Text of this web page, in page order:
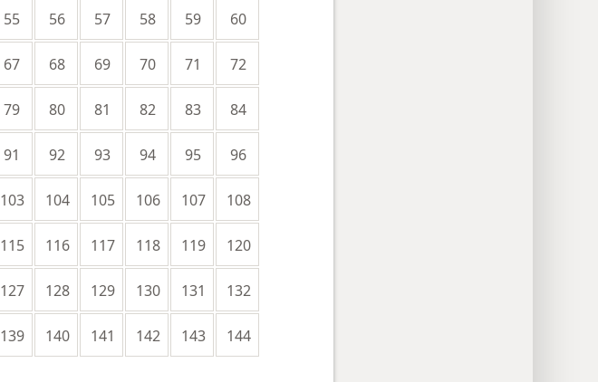
55 56 57 58 59 60
67 68 69 70 71 72
79 80 81 82 83 84
91 92 93 94 95 96
103 104 105 106 107 108
115 116 117 118 119 120
127 128 129 130 131 132
139 140 141 142 143 144